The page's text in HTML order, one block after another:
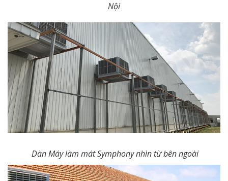
Nội
Dàn Máy làm mát Symphony nhìn từ bên ngoài